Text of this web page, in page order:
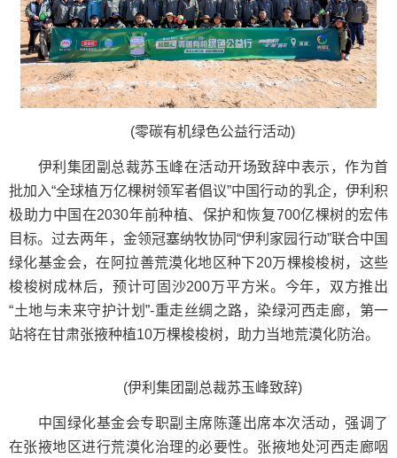
(零碳有机绿色公益行活动)
伊利集团副总裁苏玉峰在活动开场致辞中表示，作为首
批加入“全球植万亿棵树领军者倡议”中国行动的乳企，伊利积
极助力中国在2030年前种植、保护和恢复700亿棵树的宏伟
目标。过去两年，金领冠塞纳牧协同“伊利家园行动”联合中国
绿化基金会，在阿拉善荒漠化地区种下20万棵梭梭树，这些
梭梭树成林后，预计可固沙200万平方米。今年，双方推出
“土地与未来守护计划”-重走丝绸之路，染绿河西走廊，第一
站将在甘肃张掖种植10万棵梭梭树，助力当地荒漠化防治。
(伊利集团副总裁苏玉峰致辞)
中国绿化基金会专职副主席陈蓬出席本次活动，强调了
在张掖地区进行荒漠化治理的必要性。张掖地处河西走廊咽